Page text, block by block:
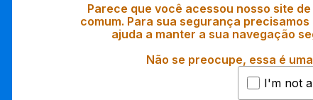
Parece que você acessou nosso site
comum. Para sua segurança
ajuda a manter a sua navegação
Não se preocupe, essa é
I'm not